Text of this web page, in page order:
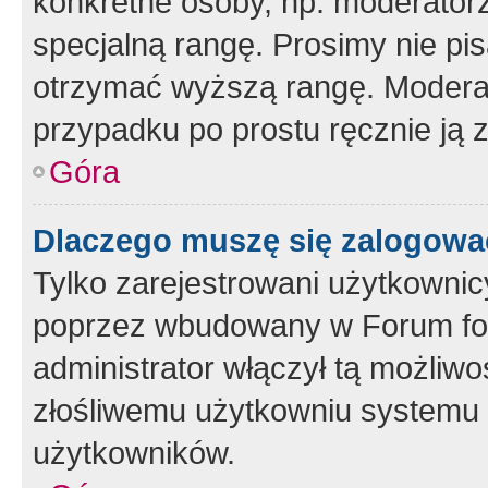
specjalną rangę. Prosimy nie
otrzymać wyższą rangę.
przypadku po prostu ręcznie ją
Góra
Dlaczego muszę się
Tylko zarejestrowani
poprzez wbudowany w Forum
administrator włączył tą
złośliwemu użytkowniu
użytkowników.